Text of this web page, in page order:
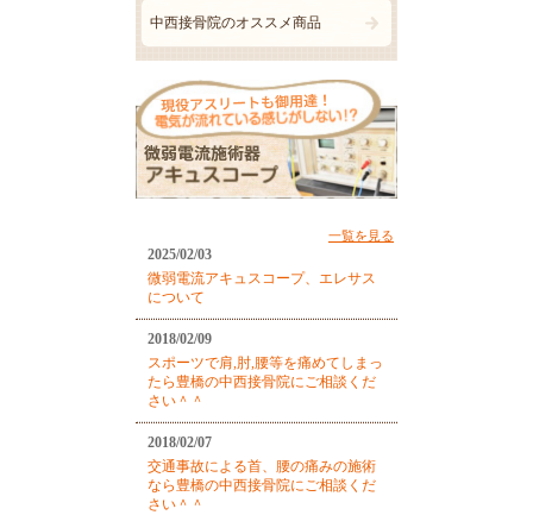
中西接骨院のオススメ商品
一覧を見る
2025/02/03
微弱電流アキュスコープ、エレサス
について
2018/02/09
スポーツで肩,肘,腰等を痛めてしまっ
たら豊橋の中西接骨院にご相談くだ
さい＾＾
2018/02/07
交通事故による首、腰の痛みの施術
なら豊橋の中西接骨院にご相談くだ
さい＾＾